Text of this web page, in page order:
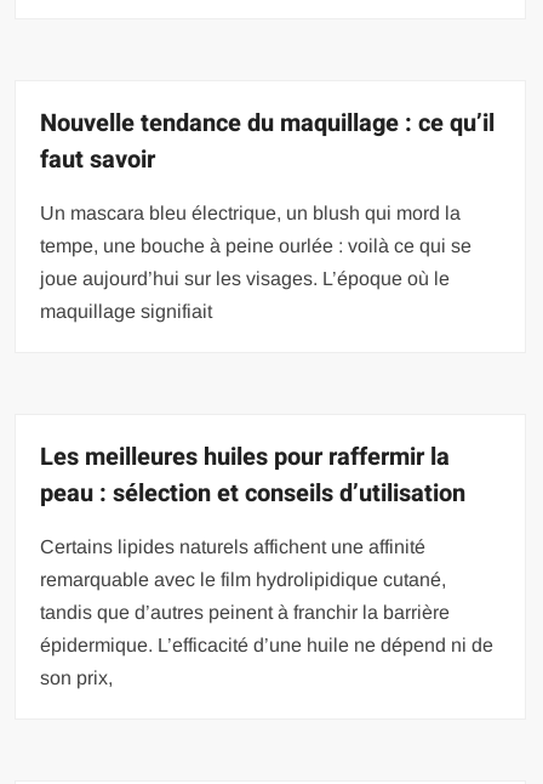
Nouvelle tendance du maquillage : ce qu’il
faut savoir
Un mascara bleu électrique, un blush qui mord la
tempe, une bouche à peine ourlée : voilà ce qui se
joue aujourd’hui sur les visages. L’époque où le
maquillage signifiait
Les meilleures huiles pour raffermir la
peau : sélection et conseils d’utilisation
Certains lipides naturels affichent une affinité
remarquable avec le film hydrolipidique cutané,
tandis que d’autres peinent à franchir la barrière
épidermique. L’efficacité d’une huile ne dépend ni de
son prix,